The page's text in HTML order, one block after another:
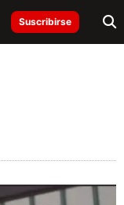
Suscribirse